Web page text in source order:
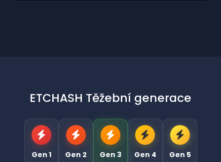
ETCHASH Těžební generace
Gen 1 Gen 2 Gen 3 Gen 4 Gen 5